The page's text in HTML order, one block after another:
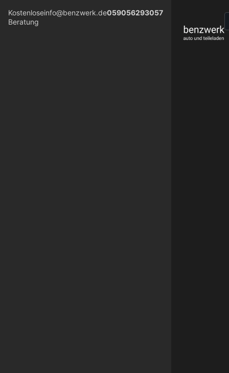
Kostenlose
Beratung
info@benzwerk.de059056293057